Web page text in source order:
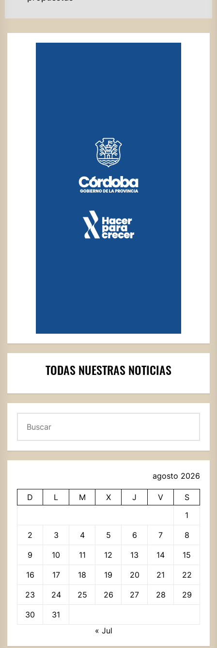
TODAS NUESTRAS NOTICIAS
agosto 2026
D L M X J V
S
1
2 3 4 5 6 7 8
9 10 11 12 13 14 15
16 17 18 19 20 21 22
23 24 25 26 27 28 29
30
31
« Jul